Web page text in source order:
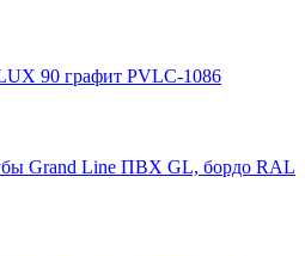
90 графит PVLC-1086
Grand Line ПВХ GL, бордо RAL